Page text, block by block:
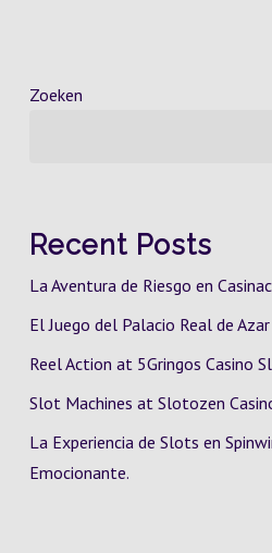
Zoeken
Recent Posts
La Aventura de Riesgo en
El Juego del Palacio Real de
Reel Action at 5Gringos Casino
Slot Machines at Slotozen
La Experiencia de Slots en
Emocionante.